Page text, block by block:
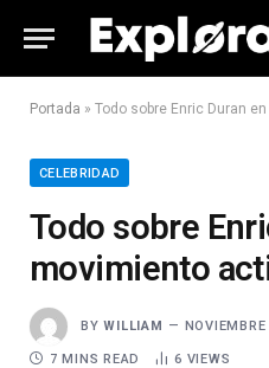
Portada » Todo sobre Enric Duran
CELEBRIDAD
Todo sobre
movimiento
BY WILLIAM
7 MINS READ 6 VIEWS